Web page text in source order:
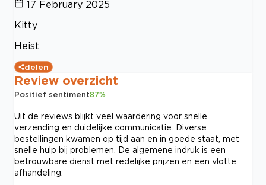
17 February 2025
Kitty
Heist
delen
Review overzicht
Positief sentiment87%
Uit de reviews blijkt veel waardering voor snelle
verzending en duidelijke communicatie. Diverse
bestellingen kwamen op tijd aan en in goede staat, met
snelle hulp bij problemen. De algemene indruk is een
betrouwbare dienst met redelijke prijzen en een vlotte
afhandeling.